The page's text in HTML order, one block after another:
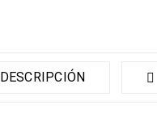
DESCRIPCIÓN